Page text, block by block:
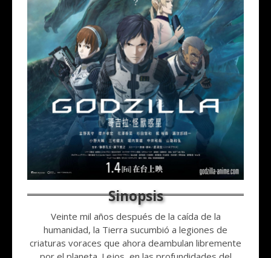
Veinte mil años después de la caída de la
humanidad, la Tierra sucumbió a legiones de
criaturas voraces que ahora deambulan libremente